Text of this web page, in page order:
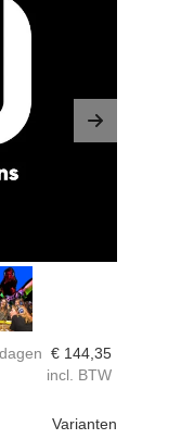
Next
€ 144,35
incl. BTW
Varianten